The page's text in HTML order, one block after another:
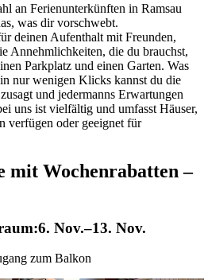
an Ferienunterkünften in Ramsau
was dir vorschwebt.
deinen Aufenthalt mit Freunden,
Annehmlichkeiten, die du brauchst,
Parkplatz und einen Garten. Was
nur wenigen Klicks kannst du die
und jedermanns Erwartungen
uns ist vielfältig und umfasst Häuser,
verfügen oder geeignet für
mit Wochenrabatten –
6. Nov.–13. Nov.